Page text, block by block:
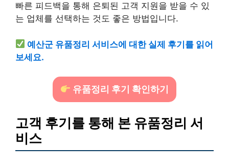
빠른 피드백을 통해 은퇴된 고객 지원을 받을 수 있
는 업체를 선택하는 것도 좋은 방법입니다.
예산군 유품정리 서비스에 대한 실제 후기를 읽어
보세요.
유품정리 후기 확인하기
고객 후기를 통해 본 유품정리 서
비스